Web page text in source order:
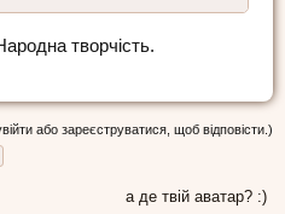
творчість.
або зареєструватися, щоб відповісти.)
а де твій аватар? :)